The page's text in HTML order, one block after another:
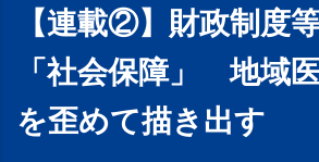
【連載②】財政制度
「社会保障」 地域
を歪めて描き出す